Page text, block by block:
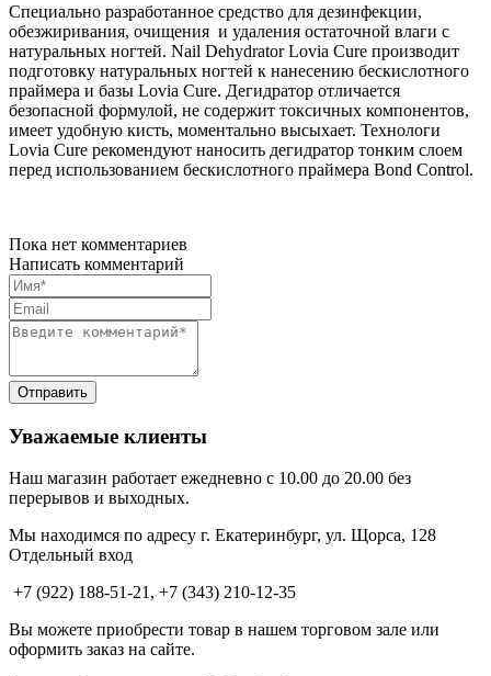
Специально разработанное средство для дезинфекции,
обезжиривания, очищения и удаления остаточной влаги с
натуральных ногтей. Nail Dehydrator Lovia Cure производит
подготовку натуральных ногтей к нанесению бескислотного
праймера и базы Lovia Cure. Дегидратор отличается
безопасной формулой, не содержит токсичных компонентов,
имеет удобную кисть, моментально высыхает. Технологи
Lovia Cure рекомендуют наносить дегидратор тонким слоем
перед использованием бескислотного праймера Bond Control.
Пока нет комментариев
Написать комментарий
Уважаемые клиенты
Наш магазин работает ежедневно с 10.00 до 20.00 без
перерывов и выходных.
Мы находимся по адресу г. Екатеринбург, ул. Щорса, 128
Отдельный вход
+7 (922) 188-51-21, +7 (343) 210-12-35
Вы можете приобрести товар в нашем торговом зале или
оформить заказ на сайте.